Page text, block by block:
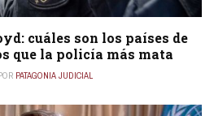
cuáles son los países de
que la policía más mata
PATAGONIA JUDICIAL